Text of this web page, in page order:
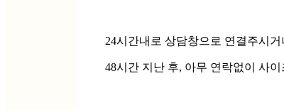
24시간내로 상담창으로 연결주시
48시간 지난 후, 아무 연락없이 사